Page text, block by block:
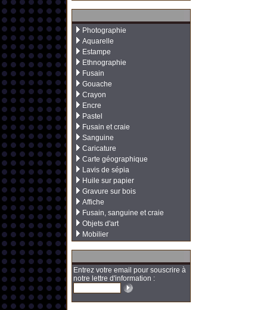
Photographie
Aquarelle
Estampe
Ethnographie
Fusain
Gouache
Crayon
Encre
Pastel
Fusain et craie
Sanguine
Caricature
Carte géographique
Lavis de sépia
Huile sur papier
Gravure sur bois
Affiche
Fusain, sanguine et craie
Objets d'art
Mobilier
Entrez votre email pour souscrire à
notre lettre d'information :